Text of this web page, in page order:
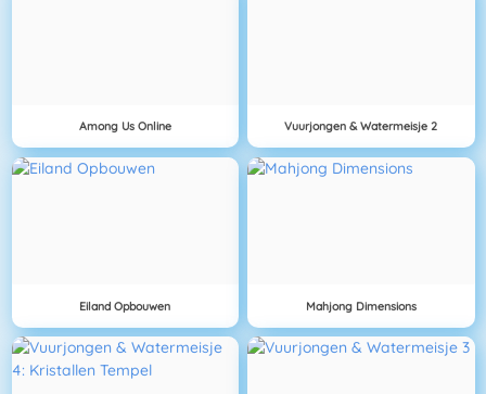
Among Us Online Vuurjongen & Watermeisje 2
Eiland Opbouwen Mahjong Dimensions